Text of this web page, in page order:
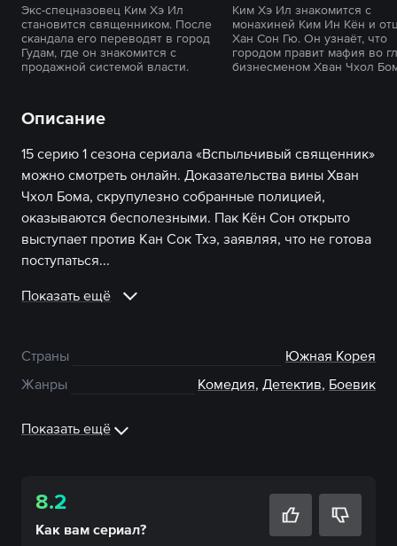
Экс-спецназовец Ким Хэ Ил
становится священником. После
скандала его переводят в город
Гудам, где он знакомится с
продажной системой власти.
Ким Хэ Ил знакомится с
монахиней Ким Ин Кён и
Хан Сон Гю. Он узнаёт, что
городом правит мафия во
бизнесменом Хван Чхол
Описание
15 серию 1 сезона сериала «Вспыльчивый священник»
можно смотреть онлайн. Доказательства вины Хван
Чхол Бома, скрупулезно собранные полицией,
оказываются бесполезными. Пак Кён Сон открыто
выступает против Кан Сок Тхэ, заявляя, что не готова
поступаться...
Показать ещё
Страны
Южная Корея
Жанры
Комедия, Детектив, Боевик
Показать ещё
8.2
Как вам сериал?